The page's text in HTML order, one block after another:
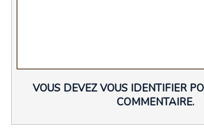
VOUS DEVEZ VOUS IDENTIFIER
COMMENTAIRE.